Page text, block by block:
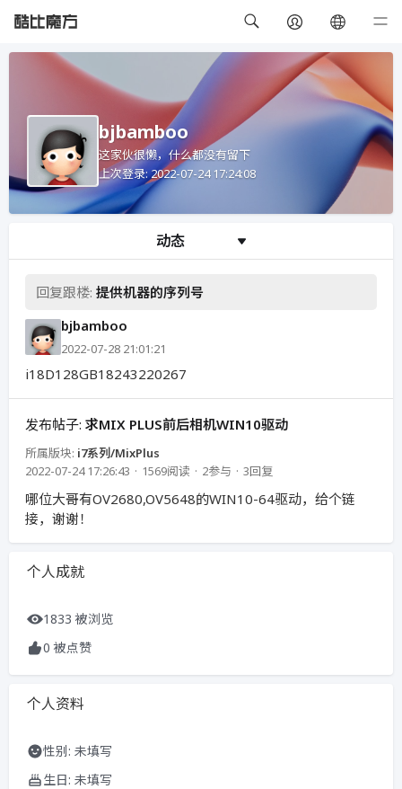
bjbamboo
这家伙很懒，什么都没有留下
上次登录: 2022-07-24 17:24:08
动态
回复跟楼: 提供机器的序列号
bjbamboo
2022-07-28 21:01:21
i18D128GB18243220267
发布帖子: 求MIX PLUS前后相机WIN10驱动
所属版块: i7系列/MixPlus
2022-07-24 17:26:43
1569阅读 2参与 3回复
哪位大哥有OV2680,OV5648的WIN10-64驱动，给个链
接，谢谢！
个人成就
1833 被浏览
0 被点赞
个人资料
性别: 未填写
生日: 未填写